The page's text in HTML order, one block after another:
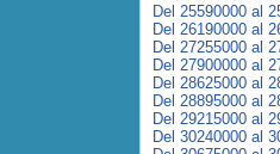
Del 25590000 al
Del 26190000 al
Del 27255000 al
Del 27900000 al
Del 28625000 al
Del 28895000 al
Del 29215000 al
Del 30240000 al